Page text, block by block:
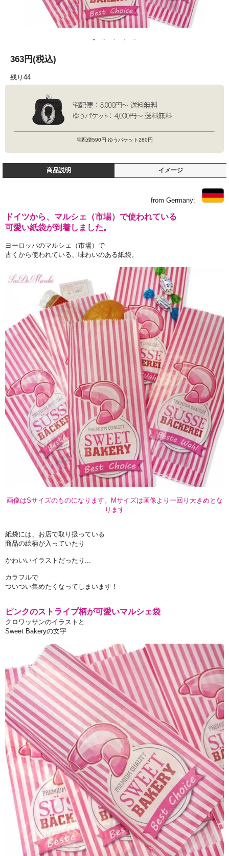
363円(税込)
残り44
宅配便590円 ゆうパケット280円
商品説明 イメージ
from Germany:
ドイツから、マルシェ（市場）で使われている
可愛い紙袋が到着しました。
ヨーロッパのマルシェ（市場）で
古くから使われている、味わいのある紙袋。
画像はSサイズのものになります。Mサイズは画像より一回り大きめとな
ります
紙袋には、お店で取り扱っている
商品の絵柄が入っていたり
かわいいイラストだったり...
カラフルで
ついつい集めたくなってしまいます！
ピンクのストライプ柄が可愛いマルシェ袋
クロワッサンのイラストと
Sweet Bakeryの文字